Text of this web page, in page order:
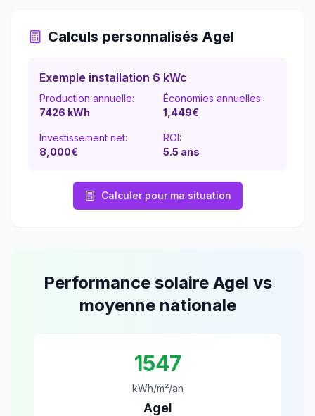
Calculs personnalisés Agel
Exemple installation 6 kWc
Production annuelle:
7426 kWh
Économies annuelles:
1,449€
Investissement net:
8,000€
ROI:
5.5 ans
Calculer pour ma situation
Performance solaire Agel vs
moyenne nationale
1547
kWh/m²/an
Agel